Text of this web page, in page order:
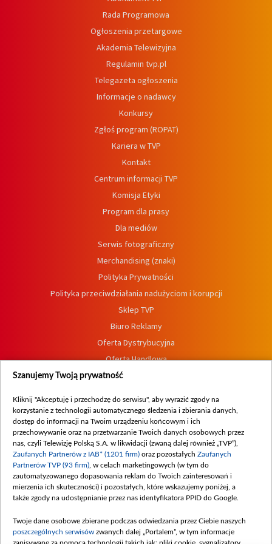
Rada Programowa
Ogłoszenia przetargowe
Akademia Telewizyjna
Regulamin tvp.pl
Telegazeta ogłoszenia
Informacje o nadawcy
Konkursy
Zgłoś program (ROPAT)
Kariera w TVP
Kontakt
Centrum informacji TVP
Komisja Etyki
Program dla prasy
Dla mediów
Serwis fotograficzny
Merchandising (znaki)
Polityka Prywatności
Polityka przeciwdziałania nadużyciom i korupcji
Sklep TVP
Biuro Reklamy
Oferta Dystrybucyjna
Oferta Handlowa
Dostępność
Procedura zgłoszeń wewnętrznych
Szanujemy Twoją prywatność
Kliknij "Akceptuję i przechodzę do serwisu", aby wyrazić zgody na
korzystanie z technologii automatycznego śledzenia i zbierania danych,
dostęp do informacji na Twoim urządzeniu końcowym i ich
przechowywanie oraz na przetwarzanie Twoich danych osobowych przez
nas, czyli Telewizję Polską S.A. w likwidacji (zwaną dalej również „TVP”),
Zaufanych Partnerów z IAB* (1201 firm) oraz pozostałych Zaufanych
Partnerów TVP (93 firm) , w celach marketingowych (w tym do
zautomatyzowanego dopasowania reklam do Twoich zainteresowań i
mierzenia ich skuteczności) i pozostałych, które wskazujemy poniżej, a
także zgody na udostępnianie przez nas identyfikatora PPID do Google.
Twoje dane osobowe zbierane podczas odwiedzania przez Ciebie naszych
poszczególnych serwisów zwanych dalej „Portalem”, w tym informacje